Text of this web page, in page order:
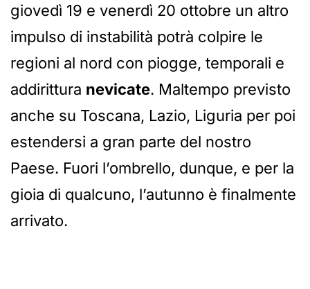
giovedì 19 e venerdì 20 ottobre un altro
impulso di instabilità potrà colpire le
regioni al nord con piogge, temporali e
addirittura nevicate. Maltempo previsto
anche su Toscana, Lazio, Liguria per poi
estendersi a gran parte del nostro
Paese. Fuori l’ombrello, dunque, e per la
gioia di qualcuno, l’autunno è finalmente
arrivato.